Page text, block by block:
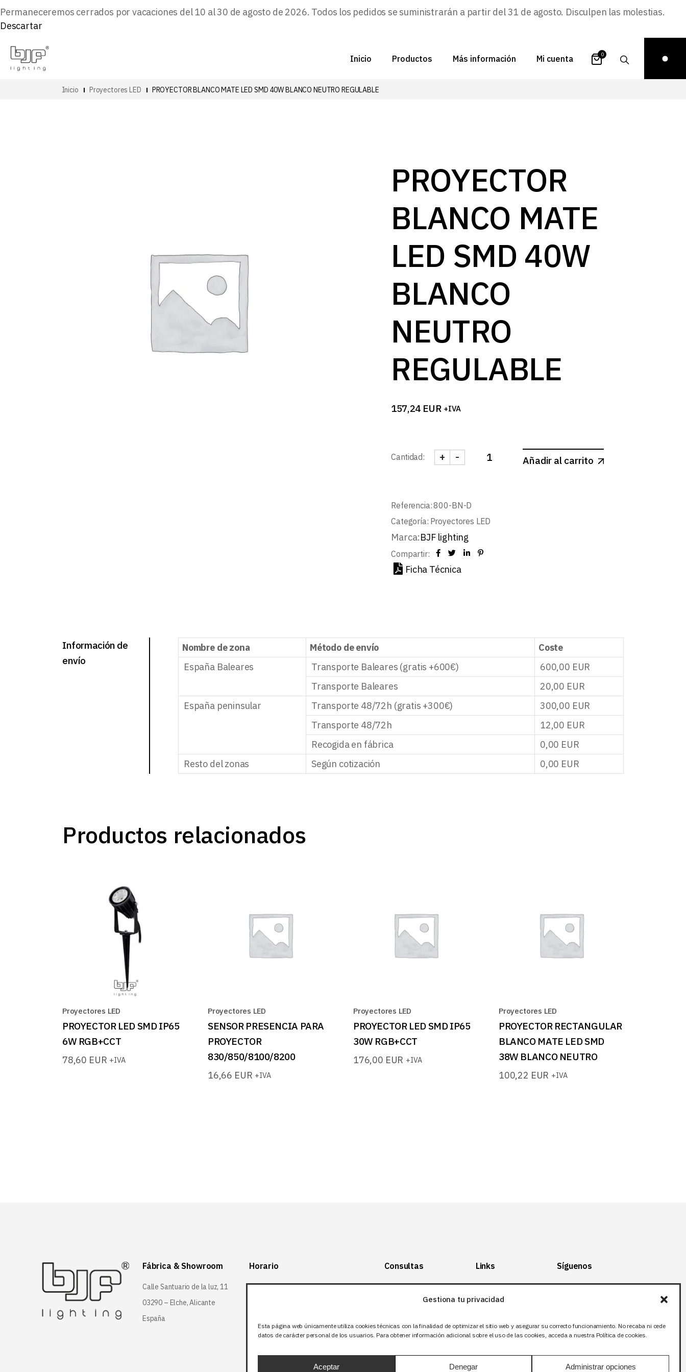
Gestiona tu privacidad
Esta página web únicamente utiliza cookies técnicas con la finalidad de optimizar el sitio web y asegurar su correcto funcionamiento. No recaba ni cede
datos de carácter personal de los usuarios. Para obtener información adicional sobre el uso de las cookies, acceda a nuestra Política de cookies.
Aceptar Denegar Administrar opciones
Permaneceremos cerrados por vacaciones del 10 al 30 de agosto de 2026. Todos los pedidos se suministrarán a partir del 31 de agosto. Disculpen las molestias.
Descartar
Inicio Productos Más información
FAQs
Proyectos
Zona de inspiración
Blog
Mi cuenta
contraseña
0
Inicio Proyectores LED PROYECTOR BLANCO MATE LED SMD 40W BLANCO NEUTRO REGULABLE
PROYECTOR
BLANCO MATE
LED SMD 40W
BLANCO
NEUTRO
REGULABLE
157,24 EUR +IVA
Cantidad: PROYECTOR BLANCO MATE LED SMD 40W BLANCO
-
+ Añadir al carrito
Referencia:800-BN-D
Categoría: Proyectores LED
Marca:BJF lighting
Compartir:
Ficha Técnica
Información de
envío
Nombre de zona Método de envío
Coste
España Baleares
Transporte Baleares (gratis +600€) 600,00 EUR
Transporte Baleares
20,00 EUR
España peninsular
Transporte 48/72h (gratis +300€) 300,00 EUR
Transporte 48/72h
12,00 EUR
Recogida en fábrica
0,00 EUR
Resto del zonas
Según cotización 0,00 EUR
Productos relacionados
Proyectores LED
PROYECTOR LED SMD IP65
6W RGB+CCT
78,60 EUR +IVA
Proyectores LED
SENSOR PRESENCIA PARA
PROYECTOR
830/850/8100/8200
16,66 EUR +IVA
Proyectores LED
PROYECTOR LED SMD IP65
30W RGB+CCT
176,00 EUR +IVA
Proyectores LED
PROYECTOR RECTANGULAR
BLANCO MATE LED SMD
38W BLANCO NEUTRO
100,22 EUR +IVA
Fábrica & Showroom
Calle Santuario de la luz, 11
03290 – Elche, Alicante
España
Horario
Lunes-Viernes:
Cerrado
Consultas
+34 966 28 88
12
info@bjflighting.com
Links
Mapa del Sitio
Aviso legal
privacidad
Síguenos
Facebook
LinkedIn